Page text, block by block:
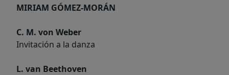
MIRIAM GÓMEZ-MORÁN
C. M. von Weber
Invitación a la danza
L. van Beethoven